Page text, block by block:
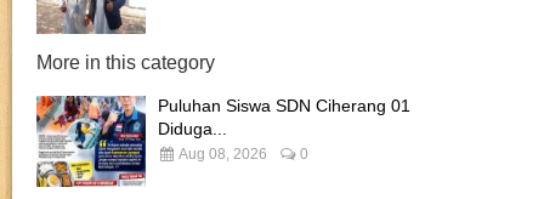
More in this category
Puluhan Siswa SDN Ciherang 01
Diduga...
Aug 08, 2026 0